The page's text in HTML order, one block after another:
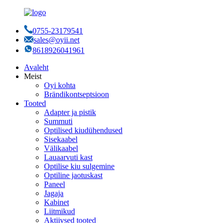
0755-23179541
sales@oyii.net
8618926041961
Avaleht
Meist
Oyi kohta
Brändikontseptsioon
Tooted
Adapter ja pistik
Summuti
Optilised kiudühendused
Sisekaabel
Välikaabel
Lauaarvuti kast
Optilise kiu sulgemine
Optiline jaotuskast
Paneel
Jagaja
Kabinet
Liitmikud
Aktiivsed tooted